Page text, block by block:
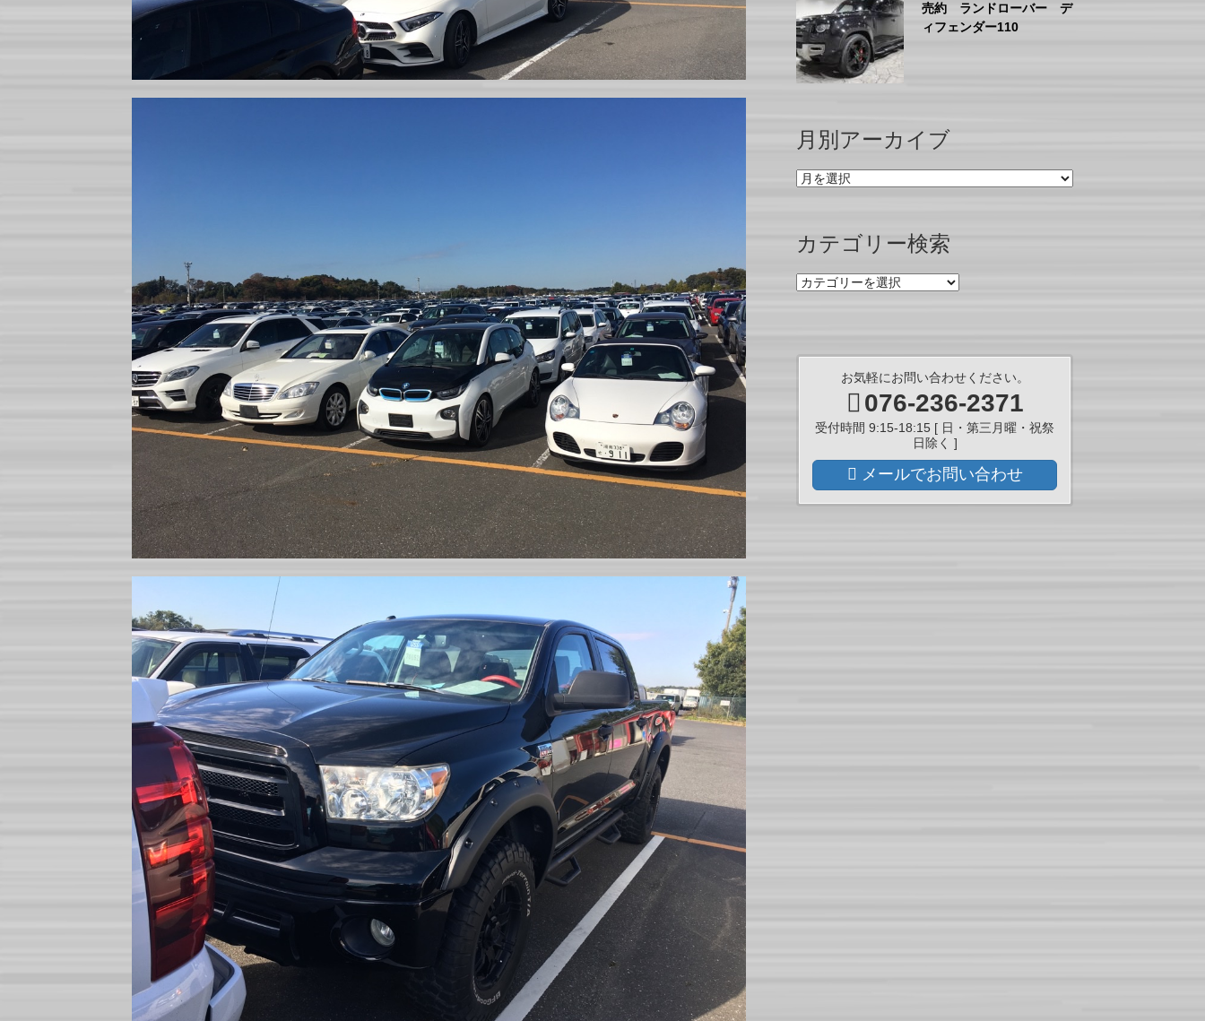
売約 ランドローバー デ
ィフェンダー110
月別アーカイブ
月
カ
ブ
カテゴリー検索
カ
お気軽にお問い合わせください。
076-236-2371
受付時間 9:15-18:15 [ 日・第三月曜・祝祭
日除く ]
メールでお問い合わせ